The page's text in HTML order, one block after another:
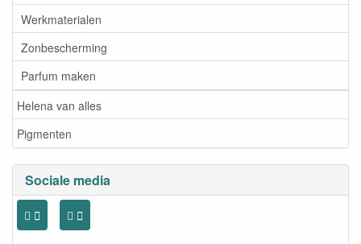
Werkmaterialen
Zonbescherming
Parfum maken
Helena van alles
Pigmenten
Sociale media